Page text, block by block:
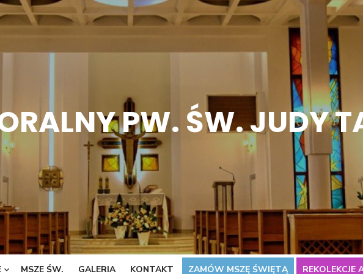
PW. ŚW. JUDY
MSZE ŚW. GALERIA KONTAKT ZAMÓW MSZĘ ŚWIĘTĄ REKOLEKCJE